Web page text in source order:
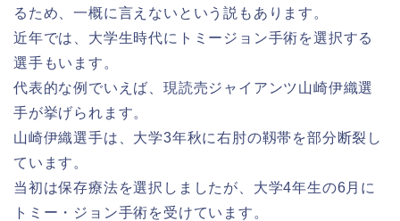
るため、一概に言えないという説もあります。
近年では、大学生時代にトミージョン手術を選択する
選手もいます。
代表的な例でいえば、現読売ジャイアンツ山崎伊織選
手が挙げられます。
山崎伊織選手は、大学3年秋に右肘の靱帯を部分断裂し
ています。
当初は保存療法を選択しましたが、大学4年生の6月に
トミー・ジョン手術を受けています。